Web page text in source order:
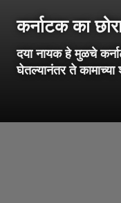
कर्नाटक का
दया नायक हे मुळचे
घेतल्यानंतर ते